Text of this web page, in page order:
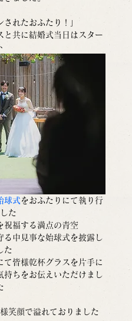
されたおふたり！」
と共に結婚式当日はスター
球式 をおふたりにて執り行
た
祝福する満点の青空
る中見事な始球式を披露し
た
皆様乾杯グラスを片手に
持ちをお伝えいただけまし
笑顔で溢れておりました